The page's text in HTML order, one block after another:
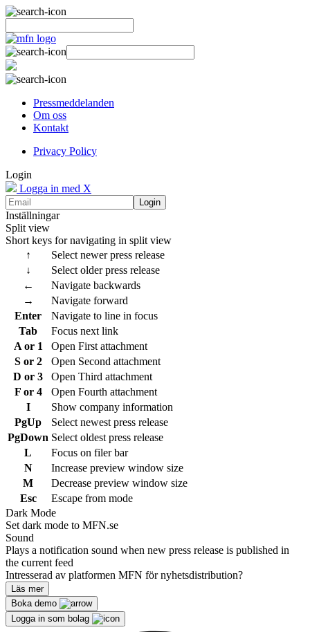
Pressmeddelanden
Om oss
Kontakt
Privacy Policy
Login
Logga in med X
Login
Inställningar
Split view
Short keys for navigating in split view
↑
Select newer press release
↓
Select older press release
←
Navigate backwards
→
Navigate forward
Enter
Navigate to line in focus
Tab
Focus next link
A or 1
Open First attachment
S or 2
Open Second attachment
D or 3
Open Third attachment
F or 4
Open Fourth attachment
I
Show company information
PgUp
Select newest press release
PgDown Select oldest press release
L
Focus on filer bar
N
Increase preview window size
M
Decrease preview window size
Esc
Escape from mode
Dark Mode
Set dark mode to MFN.se
Sound
Plays a notification sound when new press release is published in
the current feed
Intresserad av platformen MFN för nyhetsdistribution?
Läs mer
Boka demo
Logga in som bolag